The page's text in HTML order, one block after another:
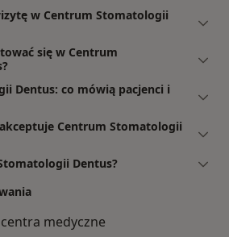
w Centrum Stomatologii
się w Centrum
Dentus: co mówią pacjenci i
Centrum Stomatologii
Dentus?
medyczne